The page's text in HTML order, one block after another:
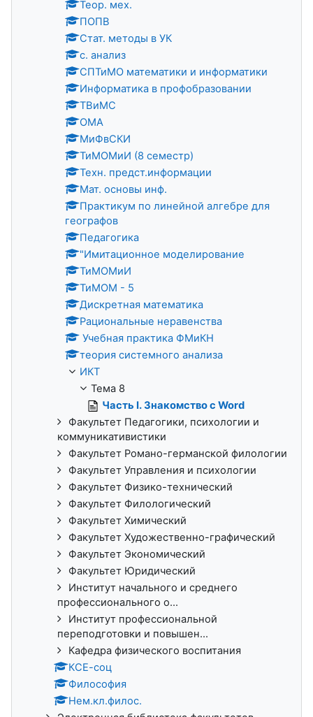
Теор. мех.
ПОПВ
Стат. методы в УК
с. анализ
СПТиМО математики и информатики
Информатика в профобразовании
ТВиМС
ОМА
МиФвСКИ
ТиМОМиИ (8 семестр)
Техн. предст.информации
Мат. основы инф.
Практикум по линейной алгебре для
географов
Педагогика
"Имитационное моделирование
ТиМОМиИ
ТиМОМ - 5
Дискретная математика
Рациональные неравенства
Учебная практика ФМиКН
теория системного анализа
ИКТ
Тема 8
Часть I. Знакомство с Word
Факультет Педагогики, психологии и
коммуникативистики
Факультет Романо-германской филологии
Факультет Управления и психологии
Факультет Физико-технический
Факультет Филологический
Факультет Химический
Факультет Художественно-графический
Факультет Экономический
Факультет Юридический
Институт начального и среднего
профессионального о...
Институт профессиональной
переподготовки и повышен...
Кафедра физического воспитания
КСЕ-соц
Философия
Нем.кл.филос.